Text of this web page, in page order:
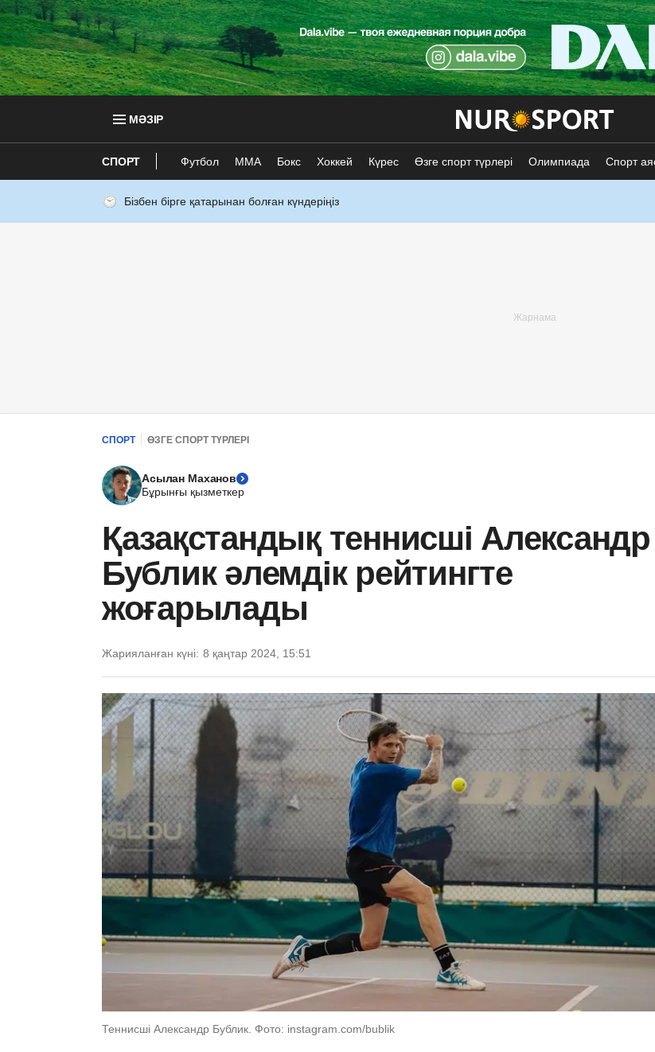
МӘЗІР
СПОРТ Футбол ММА Бокс Хоккей Күрес Өзге спорт түрлері Олимпиада Спорт
Бізбен бірге қатарынан болған күндеріңіз
СПОРТ ӨЗГЕ СПОРТ ТҮРЛЕРІ
Асылан Маханов
Бұрынғы қызметкер
Қазақстандық теннисші Александр
Бублик әлемдік рейтингте
жоғарылады
Жарияланған күні: 8 қаңтар 2024, 15:51
Теннисші Александр Бублик. Фото: instagram.com/bublik